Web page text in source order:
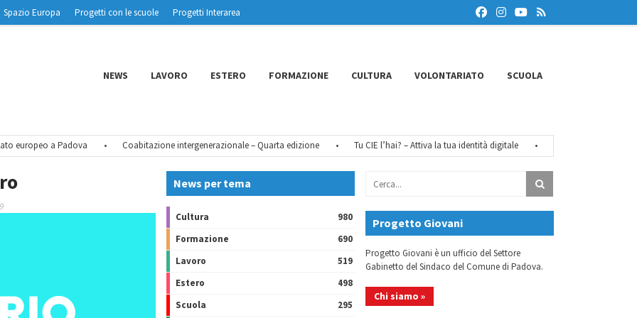
Spazio Europa Progetti con le scuole
Progetti Interarea
NEWS LAVORO ESTERO FORMAZIONE CULTURA VOLONTARIATO SCUOLA
a Padova Coabitazione intergenerazionale – Quarta edizione Tu CIE l’hai? – Attiva la tua identità digitale
News per tema
Cultura
980
Formazione
690
Lavoro
519
Estero
498
Scuola
295
Progetto Giovani
Progetto Giovani è un ufficio del Settore
Gabinetto del Sindaco del Comune di Padova.
Chi siamo »